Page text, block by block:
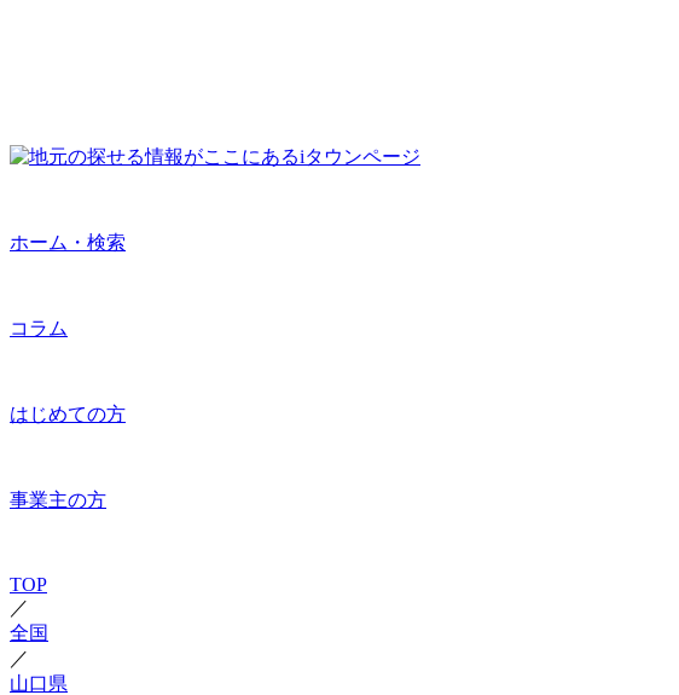
ホーム・検索
コラム
はじめての方
事業主の方
TOP
／
全国
／
山口県